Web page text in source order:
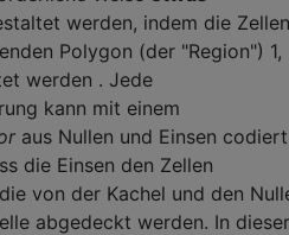
werden, indem die Zellen
Polygon (der "Region") 1,
werden . Jede
kann mit einem
aus Nullen und Einsen codiert
die Einsen den Zellen
von der Kachel und den
abgedeckt werden. In dieser